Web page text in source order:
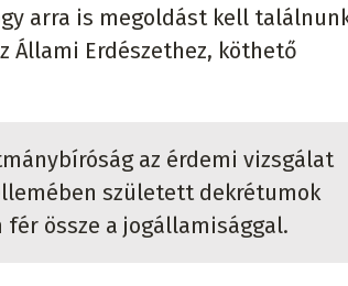
arra is megoldást kell
Állami Erdészethez, köthető
az érdemi vizsgálat
született dekrétumok
össze a jogállamisággal.